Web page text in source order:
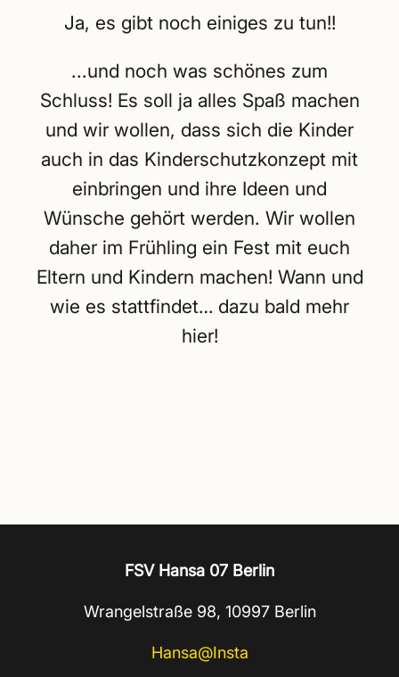
Ja, es gibt noch einiges zu tun!!
...und noch was schönes zum
Schluss! Es soll ja alles Spaß machen
und wir wollen, dass sich die Kinder
auch in das Kinderschutzkonzept mit
einbringen und ihre Ideen und
Wünsche gehört werden. Wir wollen
daher im Frühling ein Fest mit euch
Eltern und Kindern machen! Wann und
wie es stattfindet… dazu bald mehr
hier!
FSV Hansa 07 Berlin
Wrangelstraße 98, 10997 Berlin
Hansa@Insta